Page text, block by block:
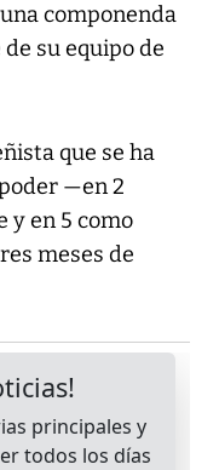
componenda
su equipo de
que se ha
—en 2
y en 5 como
meses de